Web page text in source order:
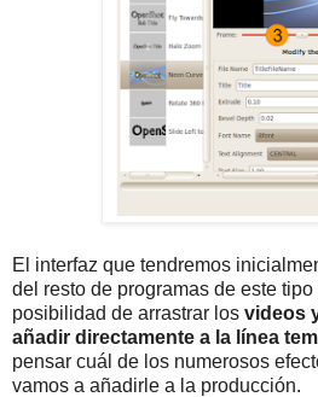
El interfaz que tendremos
del resto de programas de este
posibilidad de arrastrar los videos
añadir directamente a la línea
pensar cuál de los numerosos
vamos a añadirle a la producción.